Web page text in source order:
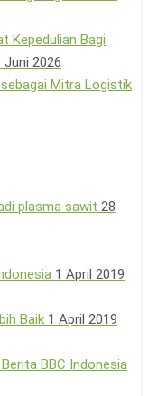
Kepedulian Bagi
Juni 2026
Mitra Logistik
plasma sawit 28
1 April 2019
Baik 1 April 2019
BBC Indonesia